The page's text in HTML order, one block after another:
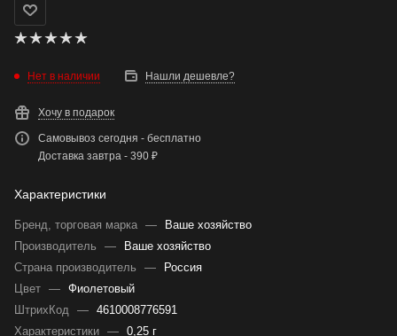
Нет в наличии Нашли дешевле?
Хочу в подарок
Самовывоз сегодня - бесплатно
Доставка завтра - 390 ₽
Характеристики
Бренд, торговая марка —
Ваше хозяйство
Производитель
—
Ваше хозяйство
Страна производитель
—
Россия
Цвет — Фиолетовый
ШтрихКод — 4610008776591
Характеристики — 0,25 г